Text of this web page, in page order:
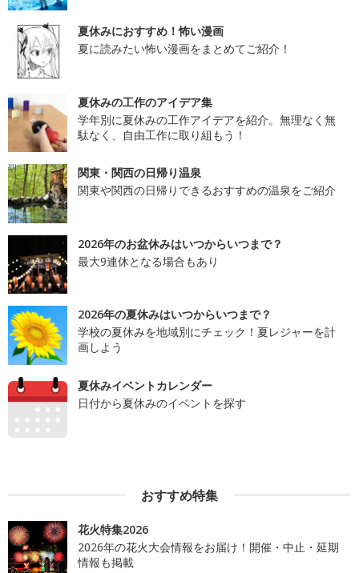
夏休みにおすすめ！怖い漫画
夏に読みたい怖い漫画をまとめてご紹介！
夏休みの工作のアイデア集
学年別に夏休みの工作アイデアを紹介。無理なく無
駄なく、自由工作に取り組もう！
関東・関西の日帰り温泉
関東や関西の日帰りできるおすすめの温泉をご紹介
2026年のお盆休みはいつからいつまで？
最大9連休となる場合もあり
2026年の夏休みはいつからいつまで？
学校の夏休みを地域別にチェック！夏レジャーを計
画しよう
夏休みイベントカレンダー
日付から夏休みのイベントを探す
おすすめ特集
花火特集2026
2026年の花火大会情報をお届け！開催・中止・延期
情報も掲載